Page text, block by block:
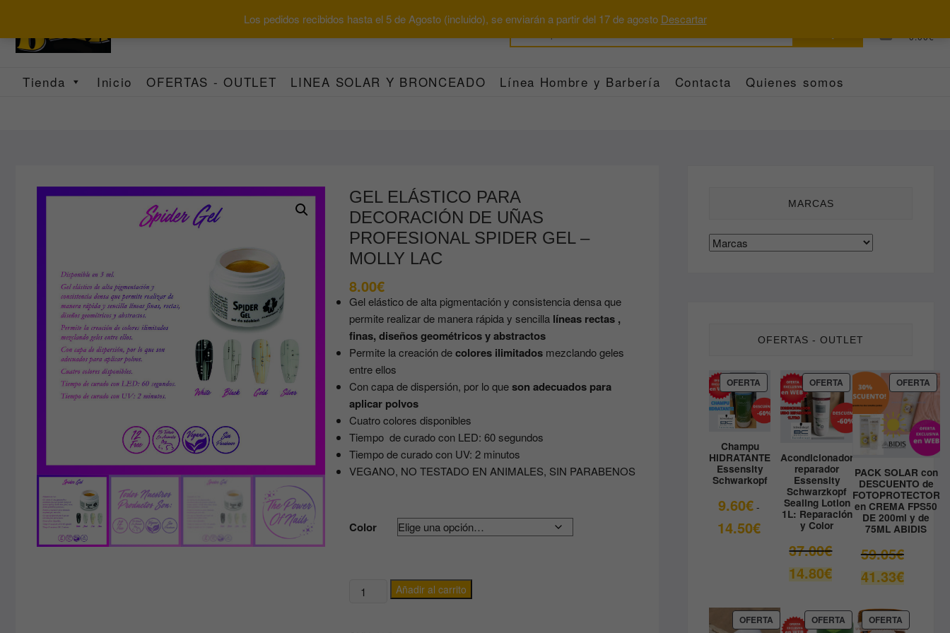
Los pedidos recibidos hasta el 5 de Agosto (incluido), se enviarán a partir del 17 de agosto Descartar
contenido
0.00€
Tienda Inicio OFERTAS - OUTLET LINEA SOLAR Y BRONCEADO Línea Hombre y Barbería Contacta Quienes somos
GEL ELÁSTICO PARA
DECORACIÓN DE UÑAS
PROFESIONAL SPIDER GEL –
MOLLY LAC
8.00€
Gel elástico de alta pigmentación y consistencia densa que
permite realizar de manera rápida y sencilla líneas rectas ,
finas, diseños geométricos y abstractos
Permite la creación decolores ilimitados mezclando geles
entre ellos
Con capa de dispersión, por lo queson adecuados para
aplicar polvos
Cuatro colores disponibles
Tiempo de curado con LED: 60 segundos
Tiempo de curado con UV: 2 minutos
VEGANO, NO TESTADO EN ANIMALES, SIN PARABENOS
Color
GEL
ELÁSTICO
Añadir al carrito
MARCAS
OFERTAS - OUTLET
OFERTAPRODUCTO
EN
OFERTA
Champu
HIDRATANTE
Essensity
Schwarkopf
9.60€ -
14.50€Rango
precios:
14.50€
OFERTA PRODUCTO
EN
OFERTA
Acondicionador
reparador
Essensity
Schwarzkopf
Sealing Lotion
1L: Reparación
y Color
37.00€El
original
37.00€.
14.80€El
precio
es:
OFERTA
EN
PACK SOLAR con
DESCUENTO de
FOTOPROTECTOR
en CREMA FPS50
DE 200ml y de
75ML ABIDIS
59.05€El
original
59.05€.
41.33€El
precio
OFERTAPRODUCTOOFERTA PRODUCTO
OFERTAPRODUCTO